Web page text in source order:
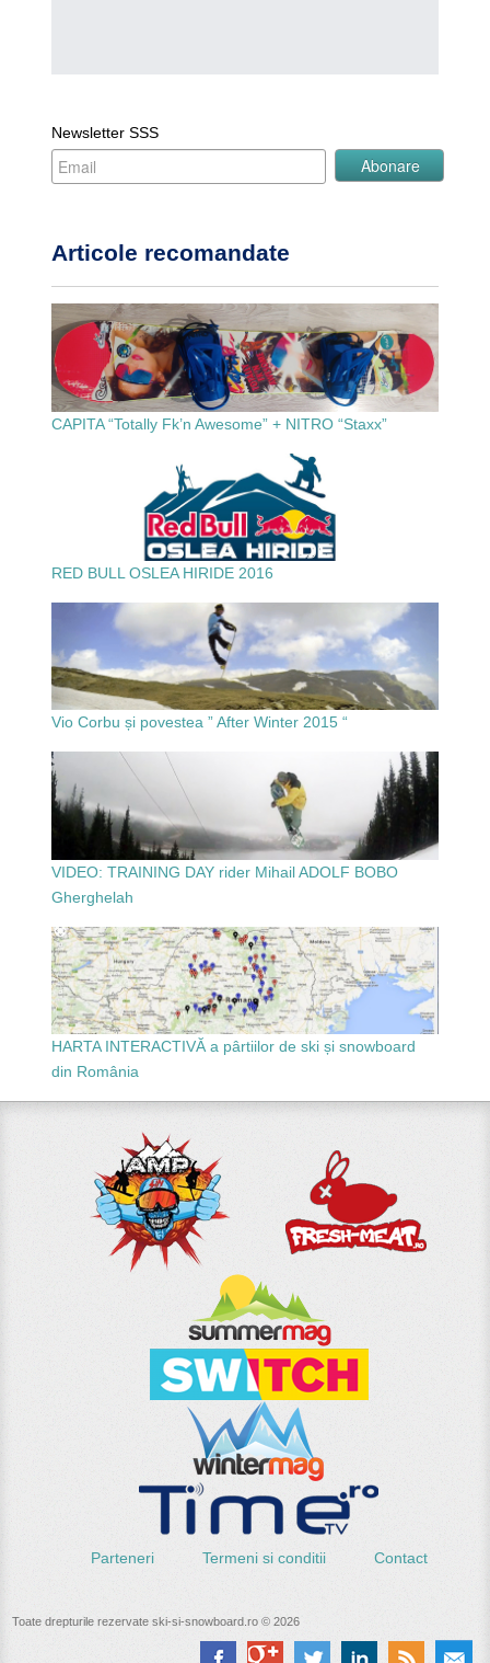
Newsletter SSS
Articole recomandate
CAPITA “Totally Fk’n Awesome” + NITRO “Staxx”
RED BULL OSLEA HIRIDE 2016
Vio Corbu și povestea ” After Winter 2015 “
VIDEO: TRAINING DAY rider Mihail ADOLF BOBO
Gherghelah
HARTA INTERACTIVĂ a pârtiilor de ski și snowboard
din România
Parteneri Termeni si conditii Contact
Toate drepturile rezervate ski-si-snowboard.ro © 2026